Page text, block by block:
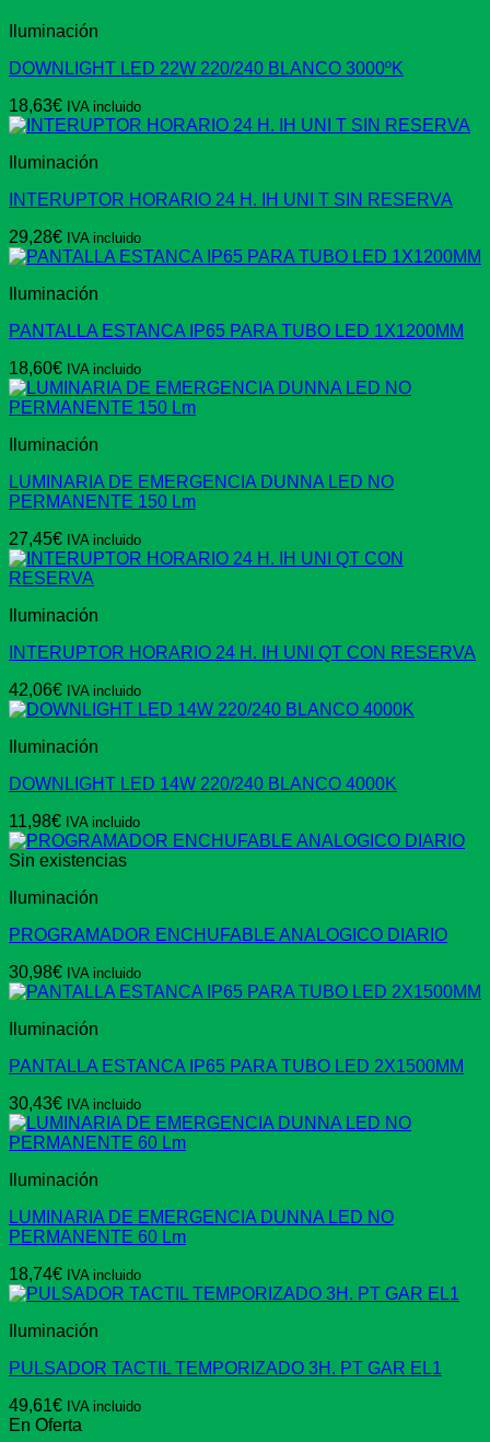
Iluminación
DOWNLIGHT LED 22W 220/240 BLANCO 3000ºK
18,63€ IVA incluido
Iluminación
INTERUPTOR HORARIO 24 H. IH UNI T SIN RESERVA
29,28€ IVA incluido
Iluminación
PANTALLA ESTANCA IP65 PARA TUBO LED 1X1200MM
18,60€ IVA incluido
Iluminación
LUMINARIA DE EMERGENCIA DUNNA LED NO
PERMANENTE 150 Lm
27,45€ IVA incluido
Iluminación
INTERUPTOR HORARIO 24 H. IH UNI QT CON RESERVA
42,06€ IVA incluido
Iluminación
DOWNLIGHT LED 14W 220/240 BLANCO 4000K
11,98€ IVA incluido
Sin existencias
Iluminación
PROGRAMADOR ENCHUFABLE ANALOGICO DIARIO
30,98€ IVA incluido
Iluminación
PANTALLA ESTANCA IP65 PARA TUBO LED 2X1500MM
30,43€ IVA incluido
Iluminación
LUMINARIA DE EMERGENCIA DUNNA LED NO
PERMANENTE 60 Lm
18,74€ IVA incluido
Iluminación
PULSADOR TACTIL TEMPORIZADO 3H. PT GAR EL1
49,61€ IVA incluido
En Oferta